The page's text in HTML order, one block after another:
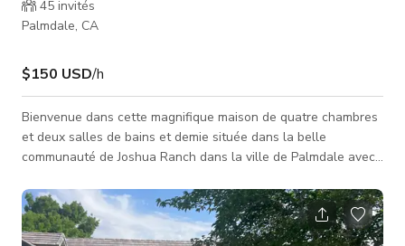
45 invités
Palmdale, CA
$150 USD/h
Bienvenue dans cette magnifique maison de quatre chambres
et deux salles de bains et demie située dans la belle
communauté de Joshua Ranch dans la ville de Palmdale avec
sur 3000 pieds carrés, offrant amplement d'espace pour un
confort de vie ainsi qu'un grand terrain de 20 000 pieds carrés.
En entrant, vous serez captivé par le design à concept ouvert,